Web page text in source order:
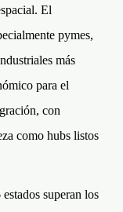
El
pymes,
más
para el
con
como hubs listos
superan los